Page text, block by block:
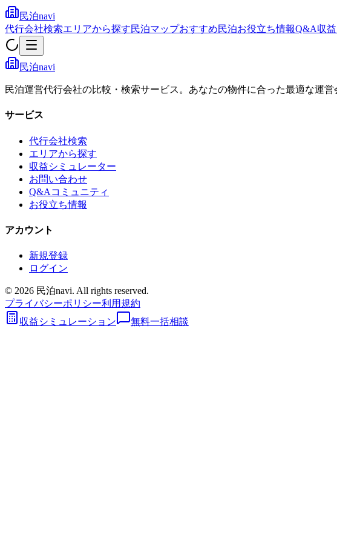
民泊navi
代行会社検索エリアから探す民泊マップおすすめ民泊お役立ち情報Q&A収
民泊navi
民泊運営代行会社の比較・検索サービス。あなたの物件に合った最適な運営
サービス
代行会社検索
エリアから探す
収益シミュレーター
お問い合わせ
Q&Aコミュニティ
お役立ち情報
アカウント
新規登録
ログイン
© 2026 民泊navi. All rights reserved.
プライバシーポリシー利用規約
収益シミュレーション
無料一括相談